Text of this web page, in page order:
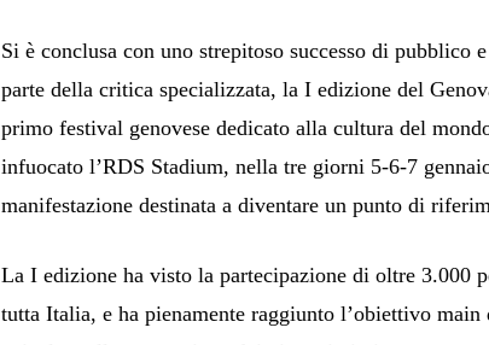
Si è conclusa con uno strepitoso successo di pubblico
parte della critica specializzata, la I edizione del
primo festival genovese dedicato alla cultura del
infuocato l’RDS Stadium, nella tre giorni 5-6-7
manifestazione destinata a diventare un punto di
La I edizione ha visto la partecipazione di oltre 3.000
tutta Italia, e ha pienamente raggiunto l’obiettivo main